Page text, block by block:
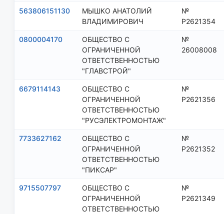
563806151130
МЫШКО АНАТОЛИЙ
ВЛАДИМИРОВИЧ
№
Р2621354
0800004170
ОБЩЕСТВО С
ОГРАНИЧЕННОЙ
ОТВЕТСТВЕННОСТЬЮ
"ГЛАВСТРОЙ"
№
26008008
6679114143
ОБЩЕСТВО С
ОГРАНИЧЕННОЙ
ОТВЕТСТВЕННОСТЬЮ
"РУСЭЛЕКТРОМОНТАЖ"
№
Р2621356
7733627162
ОБЩЕСТВО С
ОГРАНИЧЕННОЙ
ОТВЕТСТВЕННОСТЬЮ
"ПИКСАР"
№
Р2621352
9715507797
ОБЩЕСТВО С
ОГРАНИЧЕННОЙ
ОТВЕТСТВЕННОСТЬЮ
№
Р2621349